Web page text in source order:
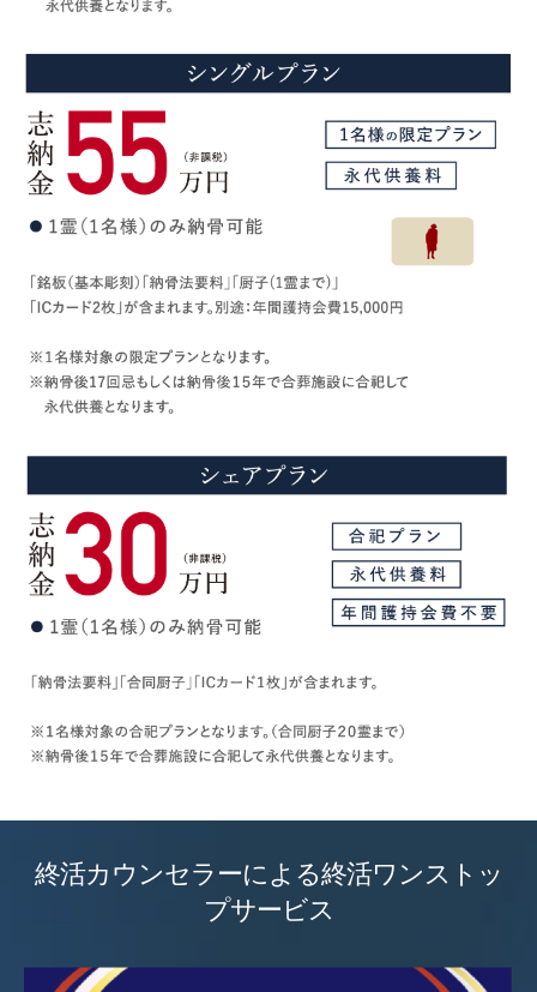
終活カウンセラーによる終活ワンストッ
プサービス